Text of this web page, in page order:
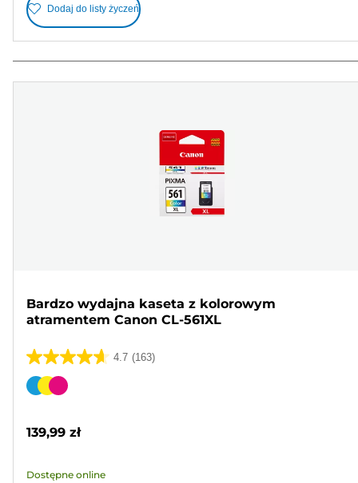
Dodaj do listy życzeń
Bardzo wydajna kaseta z kolorowym
atramentem Canon CL-561XL
4.7 (163)
4.7
na
163
Wkład
139,99 zł
Dostępne online